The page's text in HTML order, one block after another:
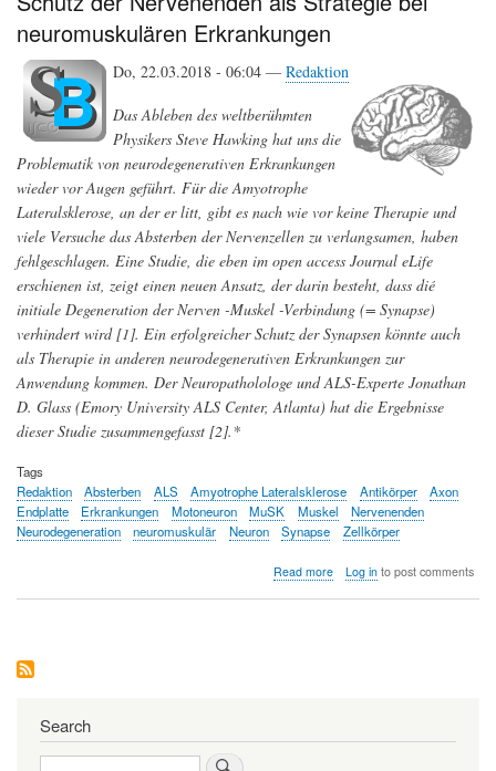
auf
neuromuskulären Erkrankungen
Do, 22.03.2018 - 06:04 — Redaktion
Das Ableben des weltberühmten
Physikers Steve Hawking hat uns die
Problematik von neurodegenerativen Erkrankungen
wieder vor Augen geführt. Für die Amyotrophe
Lateralsklerose, an der er litt, gibt es nach wie vor keine Therapie und
viele Versuche das Absterben der Nervenzellen zu verlangsamen, haben
fehlgeschlagen. Eine Studie, die eben im open access Journal eLife
erschienen ist, zeigt einen neuen Ansatz, der darin besteht, dass dié
initiale Degeneration der Nerven -Muskel -Verbindung (= Synapse)
verhindert wird [1]. Ein erfolgreicher Schutz der Synapsen könnte auch
als Therapie in anderen neurodegenerativen Erkrankungen zur
Anwendung kommen. Der Neuropatholologe und ALS-Experte Jonathan
D. Glass (Emory University ALS Center, Atlanta) hat die Ergebnisse
dieser Studie zusammengefasst [2].*
Tags
Redaktion
Absterben ALS Amyotrophe Lateralsklerose Antikörper
Axon
Endplatte
Erkrankungen Motoneuron MuSK Muskel
Nervenenden
Neurodegeneration
neuromuskulär Neuron Synapse Zellkörper
Read moreabout
Log into post comments
Search
Search